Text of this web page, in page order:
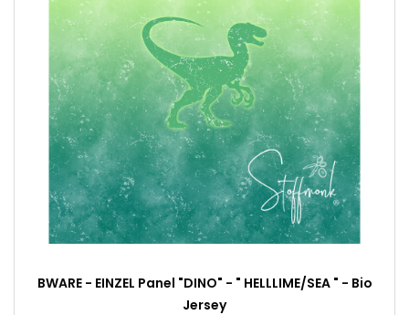
BWARE - EINZEL Panel "DINO" - " HELLLIME/SEA " - Bio
Jersey